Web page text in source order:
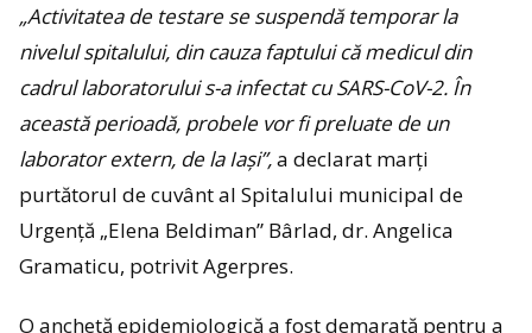
„Activitatea de testare se suspendă temporar la
nivelul spitalului, din cauza faptului că medicul din
cadrul laboratorului s-a infectat cu SARS-CoV-2. În
această perioadă, probele vor fi preluate de un
laborator extern, de la Iași”,a declarat marți
purtătorul de cuvânt al Spitalului municipal de
Urgență „Elena Beldiman” Bârlad, dr. Angelica
Gramaticu, potrivit Agerpres.
O anchetă epidemiologică a fost demarată pentru a